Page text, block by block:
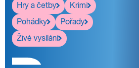
Hry a četby
Krimi
Pohádky
Pořady
Živé vysílání